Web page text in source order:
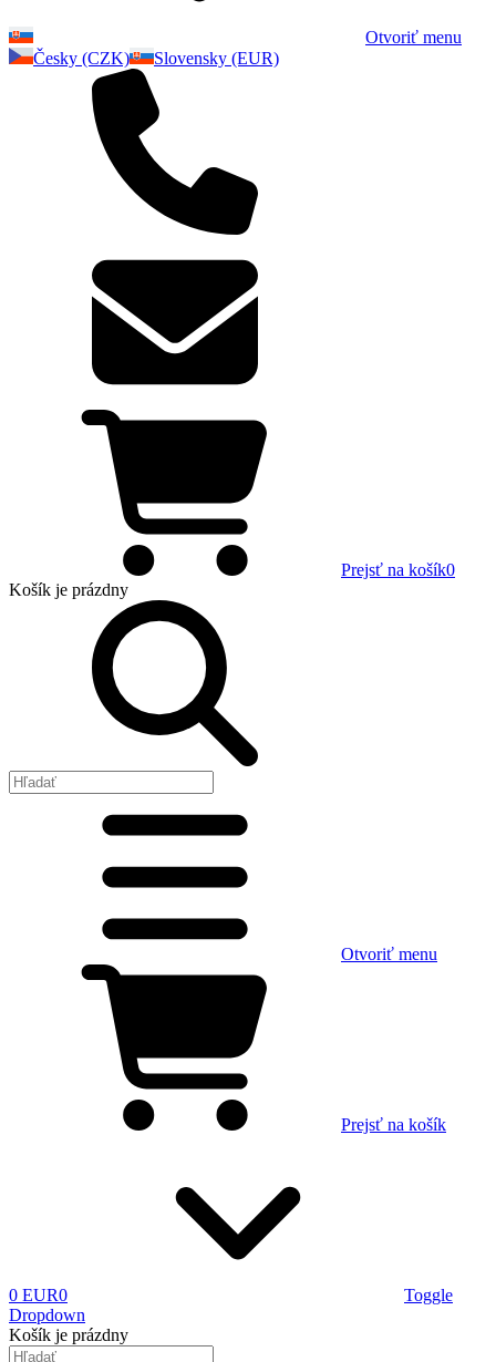
Otvoriť menu
Česky (CZK)
Slovensky (EUR)
Prejsť na košík0
Košík je prázdny
Otvoriť menu
Prejsť na košík
0 EUR0
Toggle
Dropdown
Košík je prázdny